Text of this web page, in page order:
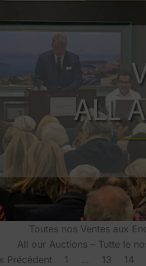
Toutes nos Ventes aux
All our Auctions – Tutte le
« Précédent
1 … 13 14